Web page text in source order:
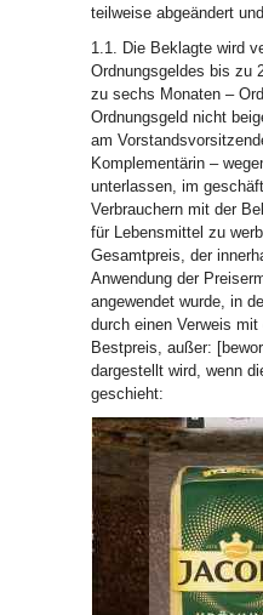
teilweise abgeändert
1.1. Die Beklagte wird
Ordnungsgeldes bis zu
zu sechs Monaten –
Ordnungsgeld nicht
am
Komplementärin –
unterlassen, im
Verbrauchern mit der
für Lebensmittel zu
Gesamtpreis, der
Anwendung der
angewendet wurde, in
durch einen Verweis mit
Bestpreis, außer:
dargestellt wird, wenn
geschieht: